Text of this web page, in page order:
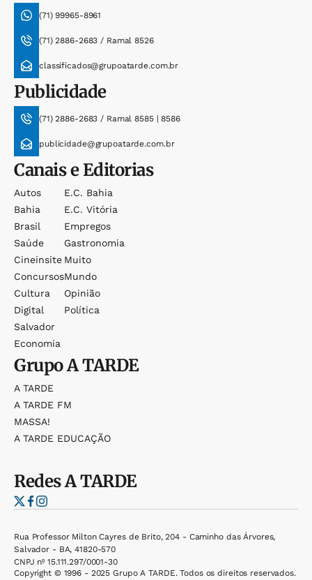
(71) 99965-8961
(71) 2886-2683 / Ramal 8526
classificados@grupoatarde.com.br
Publicidade
(71) 2886-2683 / Ramal 8585 | 8586
publicidade@grupoatarde.com.br
Canais e Editorias
Autos
Bahia
Brasil
Saúde
Cineinsite
Concursos
Cultura
Digital
Salvador
Economia
E.c. Bahia
E.c. Vitória
Empregos
Gastronomia
Muito
Mundo
Opinião
Política
GrupoA TARDE
A TARDE
A TARDE FM
MASSA!
A TARDE EDUCAÇÃO
RedesA TARDE
Rua Professor Milton Cayres de Brito, 204 - Caminho das Árvores,
Salvador - BA, 41820-570
CNPJ nº 15.111.297/0001-30
Copyright © 1996 - 2025 Grupo A TARDE. Todos os direitos reservados.